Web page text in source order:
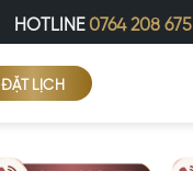
HOTLINE0764 208 675
ĐẶT LỊCH